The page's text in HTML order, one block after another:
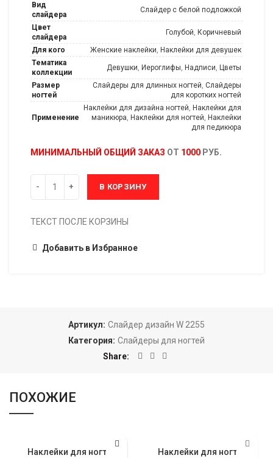
Вид
слайдера
Слайдер с белой подложкой
Цвет
слайдера
Голубой, Коричневый
Для кого Женские наклейки, Наклейки для девушек
Тематика
коллекции
Девушки, Иероглифы, Надписи, Цветы
Размер
ногтей
Слайдеры для длинных ногтей, Слайдеры
для коротких ногтей
Применение
Наклейки для дизайна ногтей, Наклейки для
маникюра, Наклейки для ногтей, Наклейки
для педикюра
МИНИМАЛЬНЫЙ ОБЩИЙ ЗАКАЗ ОТ 1000 РУБ.
В КОРЗИНУ
ТЕКСТ ПОСЛЕ КОРЗИНЫ
Добавить в Избранное
Артикул: Слайдер дизайн W 2255
Категория: Слайдеры для ногтей
Share
ПОХОЖИЕ
Наклейки для ногтей
Наклейки для ногтей